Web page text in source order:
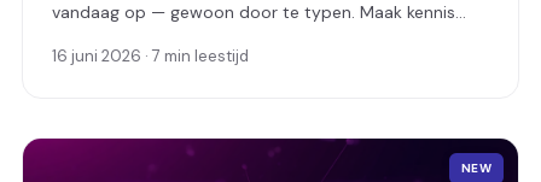
vandaag op — gewoon door te typen. Maak kennis
dashboard is ingebouwd.
16 juni 2026 · 7 min leestijd
NEW